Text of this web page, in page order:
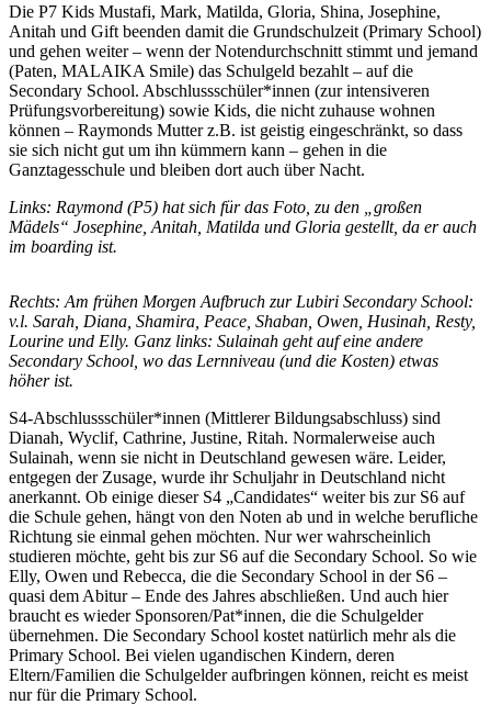
Die P7 Kids Mustafi, Mark, Matilda, Gloria, Shina, Josephine,
Anitah und Gift beenden damit die Grundschulzeit (Primary School)
und gehen weiter – wenn der Notendurchschnitt stimmt und jemand
(Paten, MALAIKA Smile) das Schulgeld bezahlt – auf die
Secondary School. Abschlussschüler*innen (zur intensiveren
Prüfungsvorbereitung) sowie Kids, die nicht zuhause wohnen
können – Raymonds Mutter z.B. ist geistig eingeschränkt, so dass
sie sich nicht gut um ihn kümmern kann – gehen in die
Ganztagesschule und bleiben dort auch über Nacht.
Links: Raymond (P5) hat sich für das Foto, zu den „großen
Mädels“ Josephine, Anitah, Matilda und Gloria gestellt, da er auch
im boarding ist.
Rechts: Am frühen Morgen Aufbruch zur Lubiri Secondary School:
v.l. Sarah, Diana, Shamira, Peace, Shaban, Owen, Husinah, Resty,
Lourine und Elly. Ganz links: Sulainah geht auf eine andere
Secondary School, wo das Lernniveau (und die Kosten) etwas
höher ist.
S4-Abschlussschüler*innen (Mittlerer Bildungsabschluss) sind
Dianah, Wyclif, Cathrine, Justine, Ritah. Normalerweise auch
Sulainah, wenn sie nicht in Deutschland gewesen wäre. Leider,
entgegen der Zusage, wurde ihr Schuljahr in Deutschland nicht
anerkannt. Ob einige dieser S4 „Candidates“ weiter bis zur S6 auf
die Schule gehen, hängt von den Noten ab und in welche berufliche
Richtung sie einmal gehen möchten. Nur wer wahrscheinlich
studieren möchte, geht bis zur S6 auf die Secondary School. So wie
Elly, Owen und Rebecca, die die Secondary School in der S6 –
quasi dem Abitur – Ende des Jahres abschließen. Und auch hier
braucht es wieder Sponsoren/Pat*innen, die die Schulgelder
übernehmen. Die Secondary School kostet natürlich mehr als die
Primary School. Bei vielen ugandischen Kindern, deren
Eltern/Familien die Schulgelder aufbringen können, reicht es meist
nur für die Primary School.